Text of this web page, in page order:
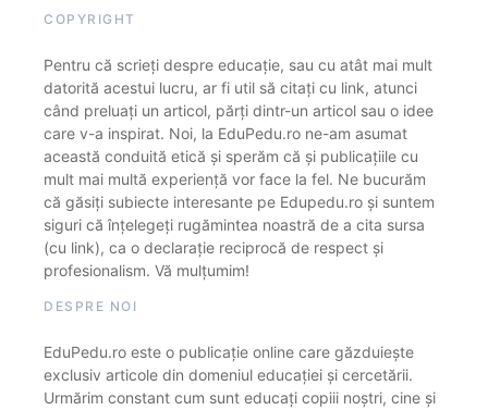
COPYRIGHT
Pentru că scrieți despre educație, sau cu atât mai mult
datorită acestui lucru, ar fi util să citați cu link, atunci
când preluați un articol, părți dintr-un articol sau o idee
care v-a inspirat. Noi, la EduPedu.ro ne-am asumat
această conduită etică și sperăm că și publicațiile cu
mult mai multă experiență vor face la fel. Ne bucurăm
că găsiți subiecte interesante pe Edupedu.ro și suntem
siguri că înțelegeți rugămintea noastră de a cita sursa
(cu link), ca o declarație reciprocă de respect și
profesionalism. Vă mulțumim!
DESPRE NOI
EduPedu.ro este o publicație online care găzduiește
exclusiv articole din domeniul educației și cercetării.
Urmărim constant cum sunt educați copiii noștri, cine și